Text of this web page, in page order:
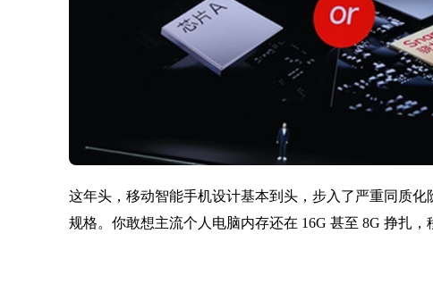
这年头，移动智能手机设计基本到头，步入了严重同质
规格。你敢想主流个人电脑内存还在 16G 甚至 8G 挣扎，